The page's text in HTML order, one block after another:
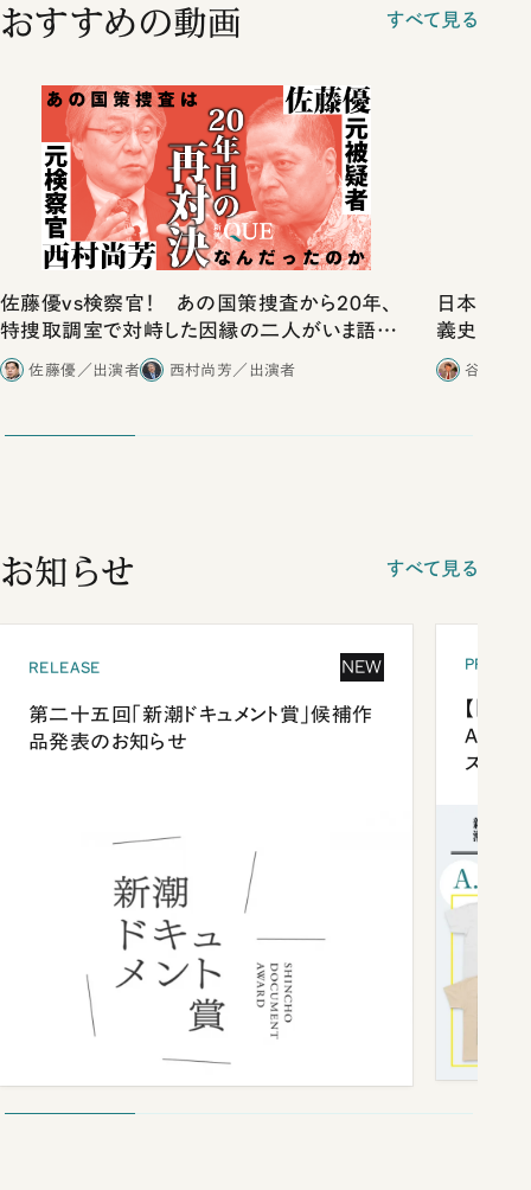
おすすめの動画 すべて見る
佐藤優vs検察官！ あの国策捜査から20年、
特捜取調室で対峙した因縁の二人がいま語り
合ったこと
佐藤優／出演者 西村尚芳／出演者
日本史は
義史観を
谷口功
お知らせ すべて見る
RELEASE NEW
第二十五回「新潮ドキュメント賞」候補作
品発表のお知らせ
【「新
ズプレ